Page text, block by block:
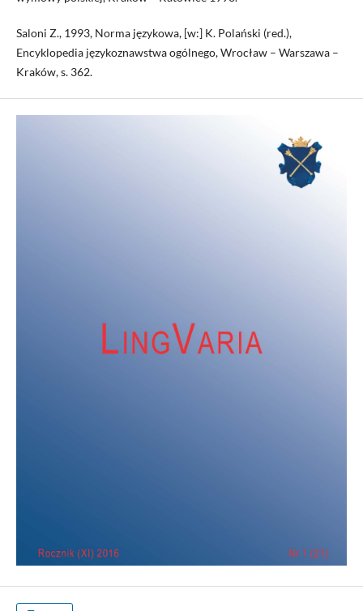
Saloni Z., 1993, Norma językowa, [w:] K. Polański (red.),
Encyklopedia językoznawstwa ogólnego, Wrocław – Warszawa –
Kraków, s. 362.